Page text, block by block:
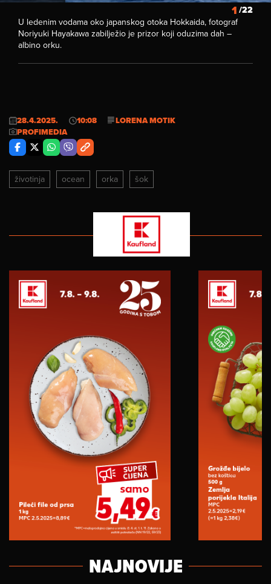
U ledenim vodama oko japanskog otoka Hokkaida, fotograf
Noriyuki Hayakawa zabilježio je prizor koji oduzima dah –
albino orku.
1/22
28.4.2025. 10:08
LORENA MOTIK
PROFIMEDIA
životinja ocean orka šok
NAJNOVIJE